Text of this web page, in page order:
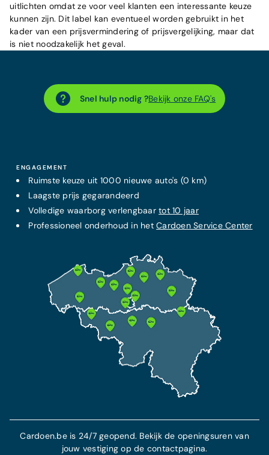
uitlichten omdat ze voor veel klanten een interessante keuze
kunnen zijn. Dit label kan eventueel worden gebruikt in het
kader van een prijsvermindering of prijsvergelijking, maar dat
is niet noodzakelijk het geval.
Snel hulp nodig ?Bekijk onze FAQ's
ENGAGEMENT
Ruimste keuze uit 1000 nieuwe auto's (0 km)
Laagste prijs gegarandeerd
Volledige waarborg verlengbaartot 10 jaar
Professioneel onderhoud in hetCardoen Service Center
Cardoen.be is 24/7 geopend. Bekijk de openingsuren van
jouw vestiging op de contactpagina.